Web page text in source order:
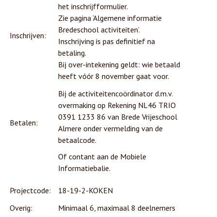
Inschrijven:
het inschrijfformulier.
Zie pagina ‘Algemene informatie
Bredeschool activiteiten’.
Inschrijving is pas definitief na
betaling.
Bij over-intekening geldt: wie betaald
heeft vóór 8 november gaat voor.
Betalen:
Bij de activiteitencoördinator d.m.v.
overmaking op Rekening NL46 TRIO
0391 1233 86 van Brede Vrijeschool
Almere onder vermelding van de
betaalcode.
Of contant aan de Mobiele
Informatiebalie.
Projectcode:
18-19-2-KOKEN
Overig:
Minimaal 6, maximaal 8 deelnemers